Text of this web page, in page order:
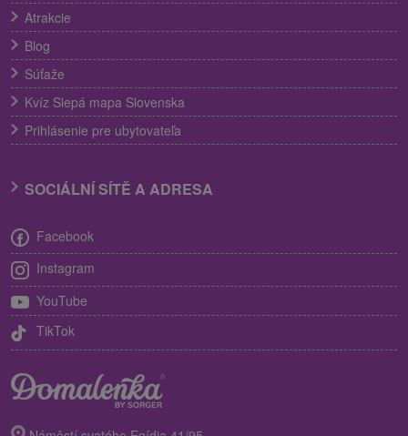
Atrakcie
Blog
Súťaže
Kvíz Slepá mapa Slovenska
Prihlásenie pre ubytovateľa
SOCIÁLNÍ SÍTĚ A ADRESA
Facebook
Instagram
YouTube
TikTok